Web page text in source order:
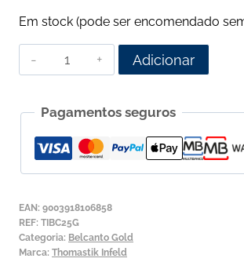
Em stock (pode ser encomendado
Quantidade
de
para
Violoncelo
Thomasktik
Gold
1ª
Lá
Adicionar
Pagamentos seguros
EAN: 9003918106858
REF: TIBC25G
Categoria: Belcanto Gold
Marca: Thomastik Infeld